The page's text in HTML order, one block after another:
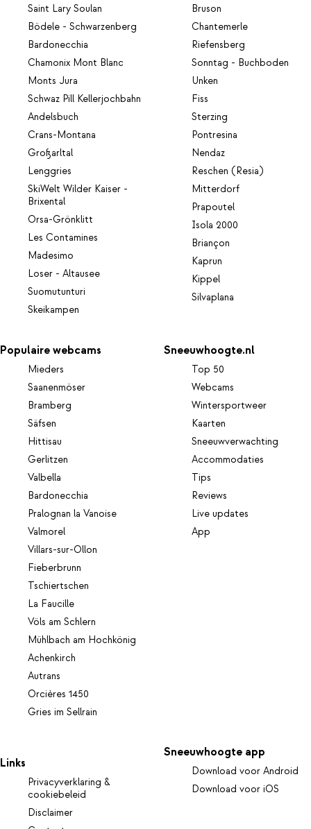
Saint Lary Soulan
Bödele - Schwarzenberg
Bardonecchia
Chamonix Mont Blanc
Monts Jura
Schwaz Pill Kellerjochbahn
Andelsbuch
Crans-Montana
Großarltal
Lenggries
SkiWelt Wilder Kaiser -
Brixental
Orsa-Grönklitt
Les Contamines
Madesimo
Loser - Altausee
Suomutunturi
Skeikampen
Bruson
Chantemerle
Riefensberg
Sonntag - Buchboden
Unken
Fiss
Sterzing
Pontresina
Nendaz
Reschen (Resia)
Mitterdorf
Prapoutel
Isola 2000
Briançon
Kaprun
Kippel
Silvaplana
Populaire webcams
Mieders
Saanenmöser
Bramberg
Säfsen
Hittisau
Gerlitzen
Valbella
Bardonecchia
Pralognan la Vanoise
Valmorel
Villars-sur-Ollon
Fieberbrunn
Tschiertschen
La Faucille
Völs am Schlern
Mühlbach am Hochkönig
Achenkirch
Autrans
Orcières 1450
Gries im Sellrain
Sneeuwhoogte.nl
Top 50
Webcams
Wintersportweer
Kaarten
Sneeuwverwachting
Accommodaties
Tips
Reviews
Live updates
App
Links
Privacyverklaring &
cookiebeleid
Disclaimer
Sneeuwhoogte app
Download voor Android
Download voor iOS